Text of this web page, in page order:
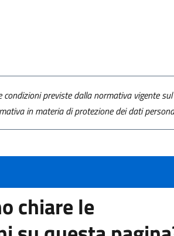
previste dalla normativa vigente
in materia di protezione dei dati
chiare le